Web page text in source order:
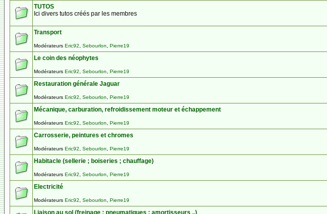
TUTOS
Ici divers tutos créés par les membres
Transport
Modérateurs Eric92 Sebourlon Pierre19
Le coin des néophytes
Modérateurs Eric92 Sebourlon Pierre19
Restauration générale Jaguar
Modérateurs Eric92 Sebourlon Pierre19
Mécanique, carburation, refroidissement moteur et échappement
Modérateurs Eric92 Sebourlon Pierre19
Carrosserie, peintures et chromes
Modérateurs Eric92 Sebourlon Pierre19
Habitacle (sellerie ; boiseries ; chauffage)
Modérateurs Eric92 Sebourlon Pierre19
Electricité
Modérateurs Eric92 Sebourlon Pierre19
Liaison au sol (freinage ; pneumatiques ; amortisseurs ..)